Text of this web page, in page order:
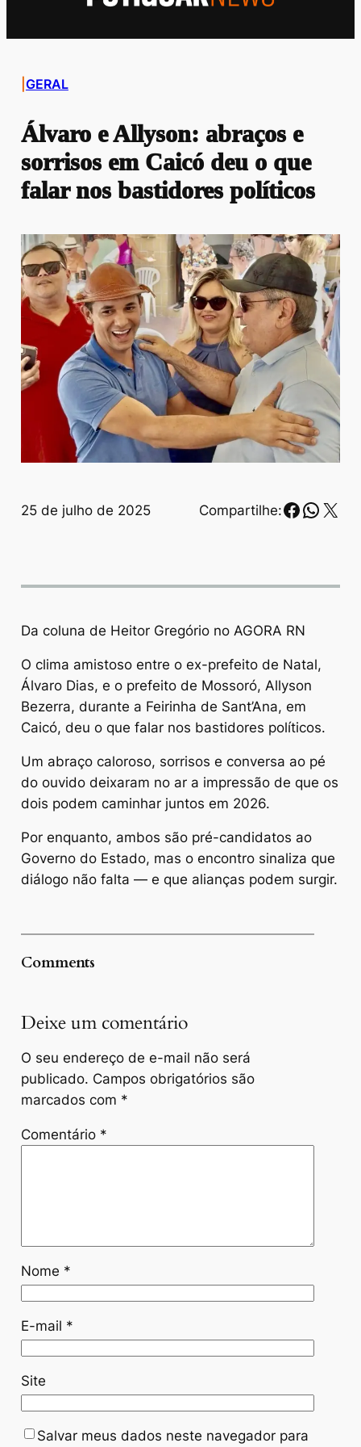
GERAL
Álvaro e Allyson: abraços e
sorrisos em Caicó deu o que
falar nos bastidores políticos
25 de julho de 2025 Compartilhe: X
Da coluna de Heitor Gregório no AGORA RN
O clima amistoso entre o ex-prefeito de Natal,
Álvaro Dias, e o prefeito de Mossoró, Allyson
Bezerra, durante a Feirinha de Sant’Ana, em
Caicó, deu o que falar nos bastidores políticos.
Um abraço caloroso, sorrisos e conversa ao pé
do ouvido deixaram no ar a impressão de que os
dois podem caminhar juntos em 2026.
Por enquanto, ambos são pré-candidatos ao
Governo do Estado, mas o encontro sinaliza que
diálogo não falta — e que alianças podem surgir.
Comments
Deixe um comentário
O seu endereço de e-mail não será
publicado. Campos obrigatórios são
marcados com *
Comentário *
Nome *
E-mail *
Site
Salvar meus dados neste navegador para